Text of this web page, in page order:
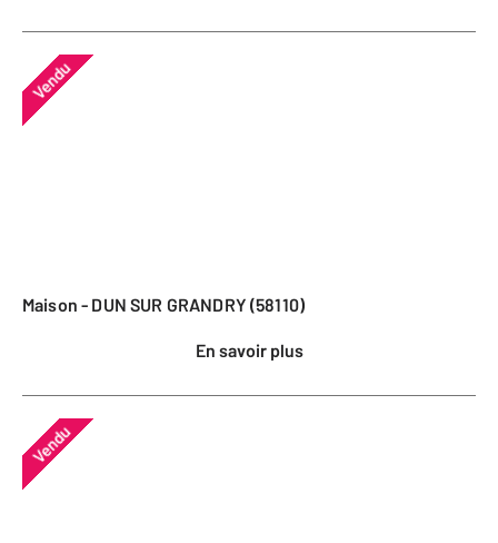
Vendu
Maison - DUN SUR GRANDRY (58110)
En savoir plus
Vendu